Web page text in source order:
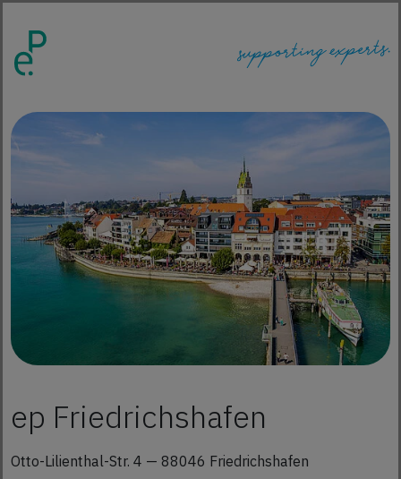
ep Friedrichshafen
Otto-Lilienthal-Str. 4 — 88046 Friedrichshafen